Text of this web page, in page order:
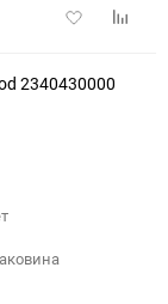
Добавить
2340430000